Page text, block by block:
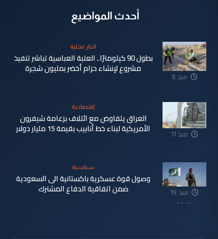
أحدث المواضيع
منذ 8
اخبار محلية
بطول 90 كيلومترًا.. العتبة العباسية تباشر تنفيذ
مشروع لإنشاء حزام أخضر بمليون شجرة
منذ 11
إقتصادية
العراق يتفاوض مع ائتلاف بزعامة شيفرون
الأمريكية لبناء خط أنابيب بقيمة 15 مليار دولار
منذ 19
دقيقة
سياسية
وصول قوة عسكرية باكستانية الى السعودية
ضمن اتفاقية الدفاع المشترك